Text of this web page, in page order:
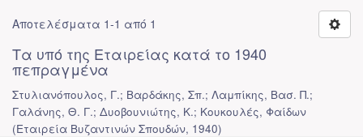
Αποτελέσματα 1-1 από 1
Τα υπό της Εταιρείας κατά το 1940
πεπραγμένα
Στυλιανόπουλος, Γ.; Βαρδάκης, Σπ.; Λαμπίκης, Βασ. Π.;
Γαλάνης, Θ. Γ.; Δυοβουνιώτης, Κ.; Κουκουλές, Φαίδων
(Εταιρεία Βυζαντινών Σπουδών, 1940)